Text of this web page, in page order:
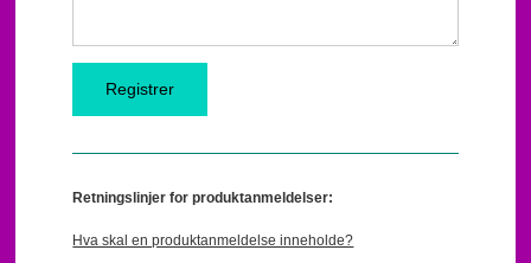
Retningslinjer for produktanmeldelser:
Hva skal en produktanmeldelse inneholde?